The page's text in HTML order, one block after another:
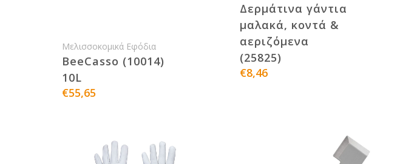
Μελισσοκομικά Εφόδια
BeeCasso (10014)
10L
€55,65
Δερμάτινα γάντια
μαλακά, κοντά &
αεριζόμενα
(25825)
€8,46